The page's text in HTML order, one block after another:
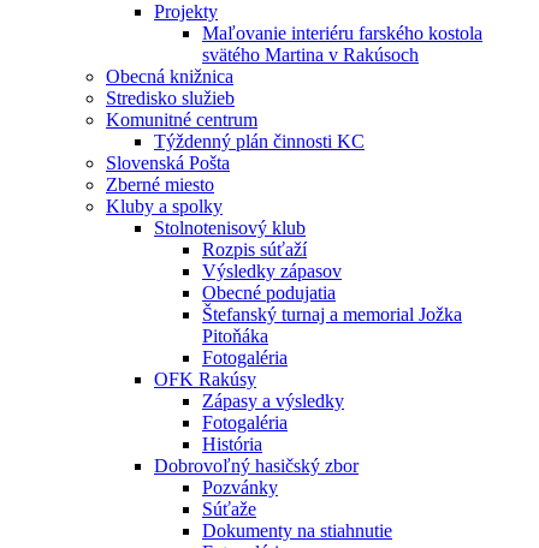
Projekty
Maľovanie interiéru farského kostola
svätého Martina v Rakúsoch
Obecná knižnica
Stredisko služieb
Komunitné centrum
Týždenný plán činnosti KC
Slovenská Pošta
Zberné miesto
Kluby a spolky
Stolnotenisový klub
Rozpis súťaží
Výsledky zápasov
Obecné podujatia
Štefanský turnaj a memorial Jožka
Pitoňáka
Fotogaléria
OFK Rakúsy
Zápasy a výsledky
Fotogaléria
História
Dobrovoľný hasičský zbor
Pozvánky
Súťaže
Dokumenty na stiahnutie